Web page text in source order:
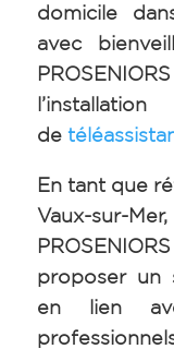
domicile
avec
de
En tant que
Vaux-
proposer un
en lien